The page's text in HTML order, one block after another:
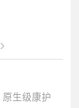
原生级康护